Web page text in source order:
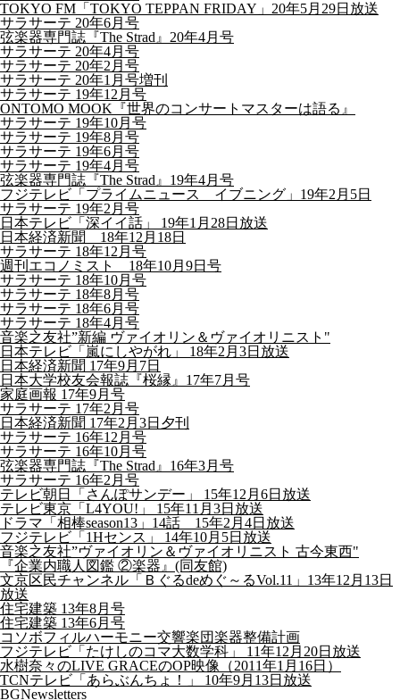
TOKYO FM「TOKYO TEPPAN FRIDAY」20年5月29日放送
サラサーテ 20年6月号
弦楽器専門誌『The Strad』20年4月号
サラサーテ 20年4月号
サラサーテ 20年2月号
サラサーテ 20年1月号増刊
サラサーテ 19年12月号
ONTOMO MOOK『世界のコンサートマスターは語る』
サラサーテ 19年10月号
サラサーテ 19年8月号
サラサーテ 19年6月号
サラサーテ 19年4月号
弦楽器専門誌『The Strad』19年4月号
フジテレビ「プライムニュース イブニング」19年2月5日
サラサーテ 19年2月号
日本テレビ「深イイ話」 19年1月28日放送
日本経済新聞 18年12月18日
サラサーテ 18年12月号
週刊エコノミスト 18年10月9日号
サラサーテ 18年10月号
サラサーテ 18年8月号
サラサーテ 18年6月号
サラサーテ 18年4月号
音楽之友社”新編 ヴァイオリン＆ヴァイオリニスト"
日本テレビ「嵐にしやがれ」 18年2月3日放送
日本経済新聞 17年9月7日
日本大学校友会報誌『桜縁』17年7月号
家庭画報 17年9月号
サラサーテ 17年2月号
日本経済新聞 17年2月3日夕刊
サラサーテ 16年12月号
サラサーテ 16年10月号
弦楽器専門誌『The Strad』16年3月号
サラサーテ 16年2月号
テレビ朝日「さんぽサンデー」 15年12月6日放送
テレビ東京「L4YOU!」 15年11月3日放送
ドラマ「相棒season13」14話 15年2月4日放送
フジテレビ「1Hセンス」 14年10月5日放送
音楽之友社”ヴァイオリン＆ヴァイオリニスト 古今東西"
『企業内職人図鑑 ②楽器』(同友館)
文京区民チャンネル「Ｂぐるdeめぐ～るVol.11」13年12月13日
放送
住宅建築 13年8月号
住宅建築 13年6月号
コソボフィルハーモニー交響楽団楽器整備計画
フジテレビ「たけしのコマ大数学科」 11年12月20日放送
水樹奈々のLIVE GRACEのOP映像（2011年1月16日）
TCNテレビ「あらぶんちょ！」 10年9月13日放送
BGNewsletters